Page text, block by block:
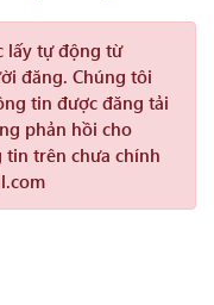
lấy tự động từ
đăng. Chúng tôi
tin được đăng tải
phản hồi cho
tin trên chưa chính